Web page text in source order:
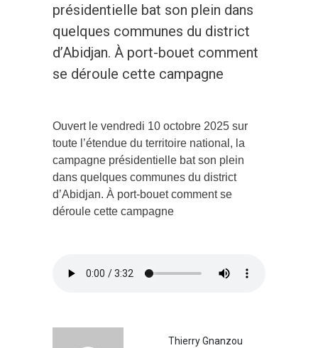
présidentielle bat son plein dans
quelques communes du district
d’Abidjan. À port-bouet comment
se déroule cette campagne
Ouvert le vendredi 10 octobre 2025 sur
toute l’étendue du territoire national, la
campagne présidentielle bat son plein
dans quelques communes du district
d’Abidjan. À port-bouet comment se
déroule cette campagne
Thierry Gnanzou